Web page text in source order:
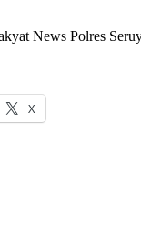
News Polres
X